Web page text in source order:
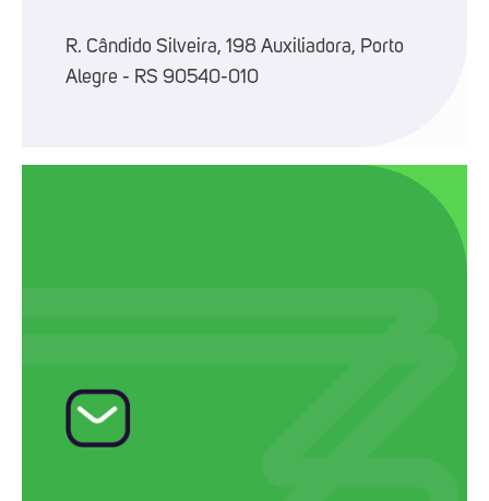
R. Cândido Silveira, 198 Auxiliadora, Porto
Alegre - RS 90540-010